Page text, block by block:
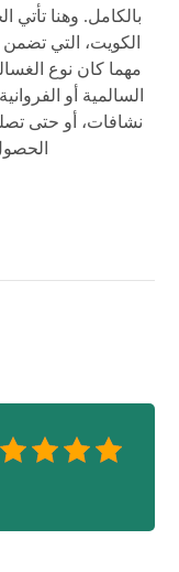
بالكامل. وهنا
الكويت، التي
مهما كان نوع
السالمية أو